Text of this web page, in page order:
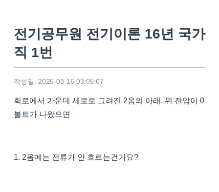
전기공무원 전기이론 16년 국가
직 1번
작성일: 2025-03-16 03:05:07
회로에서 가운데 세로로 그려진 2옴의 아래, 위 전압이 0
볼트가 나왔으면
1. 2옴에는 전류가 안 흐르는건가요?